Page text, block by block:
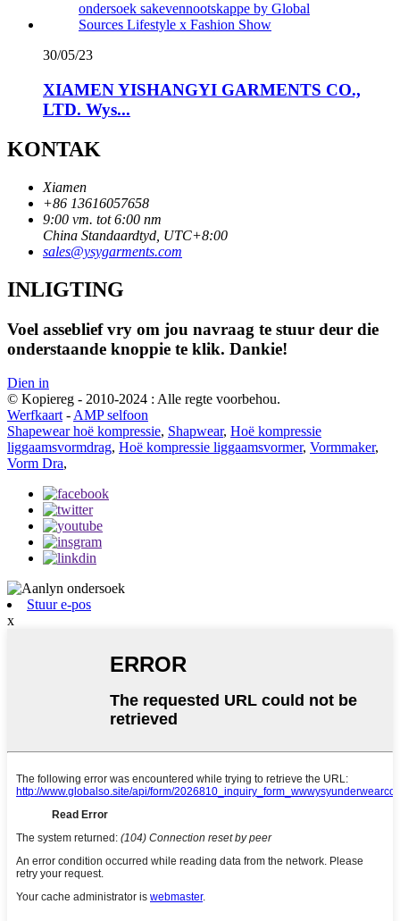
30/05/23
XIAMEN YISHANGYI GARMENTS CO.,
LTD. Wys...
KONTAK
Xiamen
+86 13616057658
9:00 vm. tot 6:00 nm
China Standaardtyd, UTC+8:00
sales@ysygarments.com
INLIGTING
Voel asseblief vry om jou navraag te stuur deur die
onderstaande knoppie te klik. Dankie!
Dien in
© Kopiereg - 2010-2024 : Alle regte voorbehou.
Werfkaart - AMP selfoon
Shapewear hoë kompressie, Shapwear, Hoë kompressie
liggaamsvormdrag, Hoë kompressie liggaamsvormer, Vormmaker,
Vorm Dra,
Stuur e-pos
x